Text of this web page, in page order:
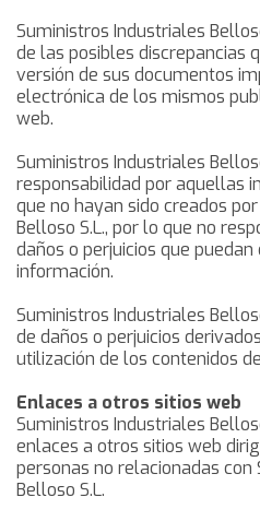
Suministros Industriales
de las posibles discrepancias
versión de sus documentos
electrónica de los mismos
web.
Suministros Industriales
responsabilidad por aquellas
que no hayan sido creados
Belloso S.L., por lo que no
daños o perjuicios que
información.
Suministros Industriales
de daños o perjuicios
utilización de los contenidos
Enlaces a otros sitios web
Suministros Industriales
enlaces a otros sitios web
personas no relacionadas
Belloso S.L.